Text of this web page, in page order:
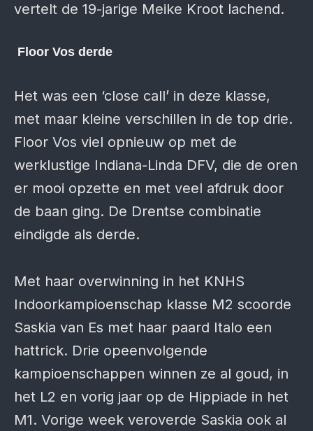
vertelt de 19-jarige Meike Kroot lachend.
Floor Vos derde
Het was een ‘close call’ in deze klasse,
met maar kleine verschillen in de top drie.
Floor Vos viel opnieuw op met de
werklustige Indiana-Linda DFV, die de oren
er mooi opzette en met veel afdruk door
de baan ging. De Drentse combinatie
eindigde als derde.
Met haar overwinning in het KNHS
Indoorkampioenschap klasse M2 scoorde
Saskia van Es met haar paard Italo een
hattrick. Drie opeenvolgende
kampioenschappen winnen ze al goud, in
het L2 en vorig jaar op de Hippiade in het
M1. Vorige week veroverde Saskia ook al